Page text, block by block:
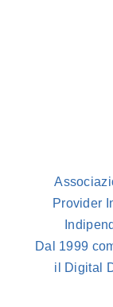
Provider
Dal 1999
il Digital